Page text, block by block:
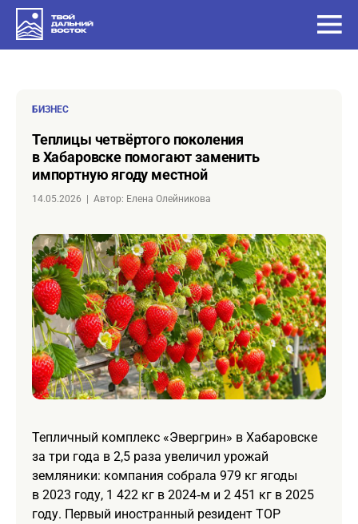
БИЗНЕС
Теплицы четвёртого поколения
в Хабаровске помогают заменить
импортную ягоду местной
14.05.2026 Автор: Елена Олейникова
Тепличный комплекс «Эвергрин» в Хабаровске
за три года в 2,5 раза увеличил урожай
земляники: компания собрала 979 кг ягоды
в 2023 году, 1 422 кг в 2024‑м и 2 451 кг в 2025
году. Первый иностранный резидент ТОР